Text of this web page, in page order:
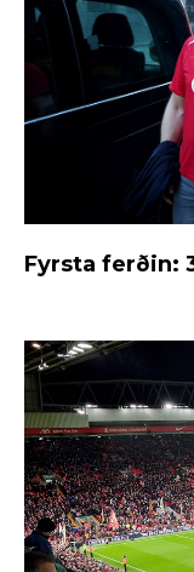
Fyrsta ferðin: